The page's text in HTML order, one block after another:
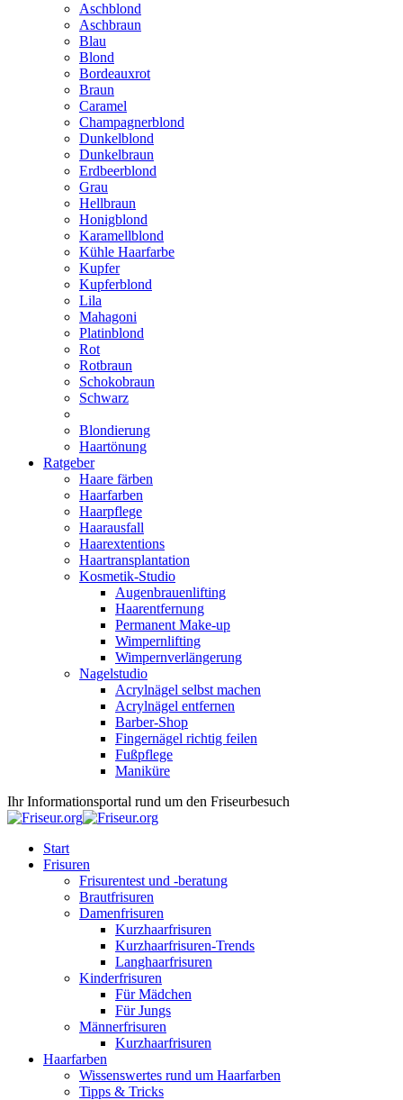
Aschblond
Aschbraun
Blau
Blond
Bordeauxrot
Braun
Caramel
Champagnerblond
Dunkelblond
Dunkelbraun
Erdbeerblond
Grau
Hellbraun
Honigblond
Karamellblond
Kühle Haarfarbe
Kupfer
Kupferblond
Lila
Mahagoni
Platinblond
Rot
Rotbraun
Schokobraun
Schwarz
Blondierung
Haartönung
Ratgeber
Haare färben
Haarfarben
Haarpflege
Haarausfall
Haarextentions
Haartransplantation
Kosmetik-Studio
Augenbrauenlifting
Haarentfernung
Permanent Make-up
Wimpernlifting
Wimpernverlängerung
Nagelstudio
Acrylnägel selbst machen
Acrylnägel entfernen
Barber-Shop
Fingernägel richtig feilen
Fußpflege
Maniküre
Ihr Informationsportal rund um den Friseurbesuch
Start
Frisuren
Frisurentest und -beratung
Brautfrisuren
Damenfrisuren
Kurzhaarfrisuren
Kurzhaarfrisuren-Trends
Langhaarfrisuren
Kinderfrisuren
Für Mädchen
Für Jungs
Männerfrisuren
Kurzhaarfrisuren
Haarfarben
Wissenswertes rund um Haarfarben
Tipps & Tricks